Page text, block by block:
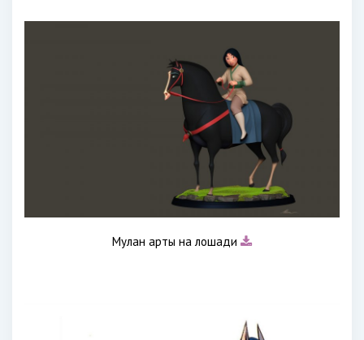
Мулан арты на лошади